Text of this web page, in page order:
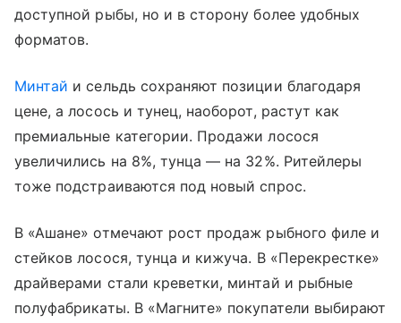
доступной рыбы, но и в сторону более удобных
форматов.
Минтай и сельдь сохраняют позиции благодаря
цене, а лосось и тунец, наоборот, растут как
премиальные категории. Продажи лосося
увеличились на 8%, тунца — на 32%. Ритейлеры
тоже подстраиваются под новый спрос.
В «Ашане» отмечают рост продаж рыбного филе и
стейков лосося, тунца и кижуча. В «Перекрестке»
драйверами стали креветки, минтай и рыбные
полуфабрикаты. В «Магните» покупатели выбирают